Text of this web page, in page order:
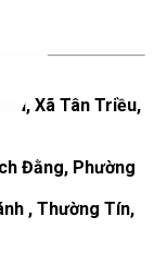
Xã Tân Triều,
Đằng, Phường
, Thường Tín,